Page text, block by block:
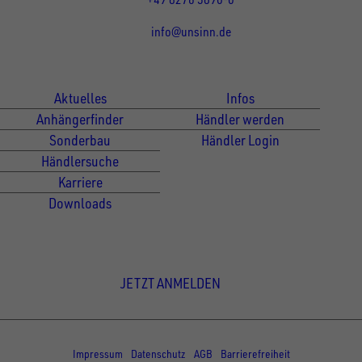
info@unsinn.de
Aktuelles
Anhängerfinder
Sonderbau
Händlersuche
Karriere
Downloads
Infos
Händler werden
Händler Login
JETZT ANMELDEN
Impressum
Datenschutz AGB Barrierefreiheit